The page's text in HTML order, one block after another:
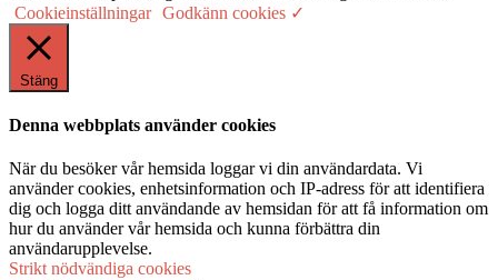
Cookieinställningar Godkänn cookies ✓
Stäng
Denna webbplats använder cookies
När du besöker vår hemsida loggar vi din användardata. Vi
använder cookies, enhetsinformation och IP-adress för att identifiera
dig och logga ditt användande av hemsidan för att få information om
hur du använder vår hemsida och kunna förbättra din
användarupplevelse.
Strikt nödvändiga cookies